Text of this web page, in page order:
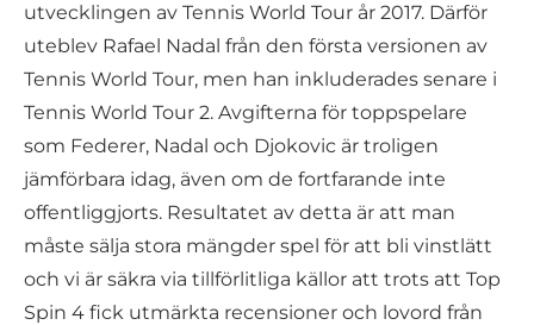
utvecklingen av Tennis World Tour år 2017. Därför
uteblev Rafael Nadal från den första versionen av
Tennis World Tour, men han inkluderades senare i
Tennis World Tour 2. Avgifterna för toppspelare
som Federer, Nadal och Djokovic är troligen
jämförbara idag, även om de fortfarande inte
offentliggjorts. Resultatet av detta är att man
måste sälja stora mängder spel för att bli vinstlätt
och vi är säkra via tillförlitliga källor att trots att Top
Spin 4 fick utmärkta recensioner och lovord från